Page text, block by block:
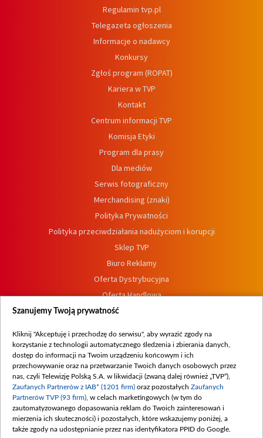
Regulamin tvp.pl
Telegazeta ogłoszenia
Informacje o nadawcy
Konkursy
Zgłoś program (ROPAT)
Kariera w TVP
Kontakt
Centrum informacji TVP
Komisja Etyki
Program dla prasy
Dla mediów
Serwis fotograficzny
Merchandising (znaki)
Polityka Prywatności
Polityka przeciwdziałania nadużyciom i korupcji
Sklep TVP
Biuro Reklamy
Oferta Dystrybucyjna
Oferta Handlowa
Dostępność
Procedura zgłoszeń wewnętrznych
Szanujemy Twoją prywatność
Kliknij "Akceptuję i przechodzę do serwisu", aby wyrazić zgody na
korzystanie z technologii automatycznego śledzenia i zbierania danych,
dostęp do informacji na Twoim urządzeniu końcowym i ich
przechowywanie oraz na przetwarzanie Twoich danych osobowych przez
nas, czyli Telewizję Polską S.A. w likwidacji (zwaną dalej również „TVP”),
Zaufanych Partnerów z IAB* (1201 firm) oraz pozostałych Zaufanych
Partnerów TVP (93 firm) , w celach marketingowych (w tym do
zautomatyzowanego dopasowania reklam do Twoich zainteresowań i
mierzenia ich skuteczności) i pozostałych, które wskazujemy poniżej, a
także zgody na udostępnianie przez nas identyfikatora PPID do Google.